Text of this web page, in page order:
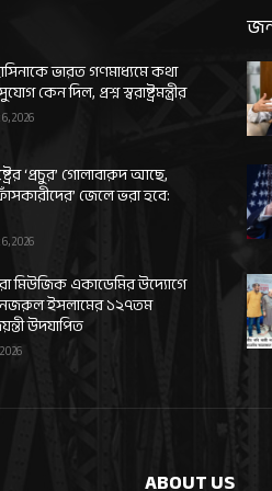
ভারত গণমাধ্যমে কথা
কেন দিল, প্রশ্ন স্বরাষ্ট্রমন্ত্রীর
2026
‘প্রচুর’ গোলাবারুদ আছে,
জেলে ভরা হবে:
2026
মিউজিক একাডেমির উদ্যোগে
ইসলামের ১২৭তম
উদযাপিত
ABOUT US